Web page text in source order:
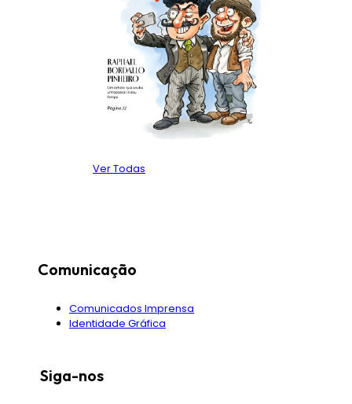
Ver Todas
Comunicação
Comunicados Imprensa
Identidade Gráfica
Siga-nos